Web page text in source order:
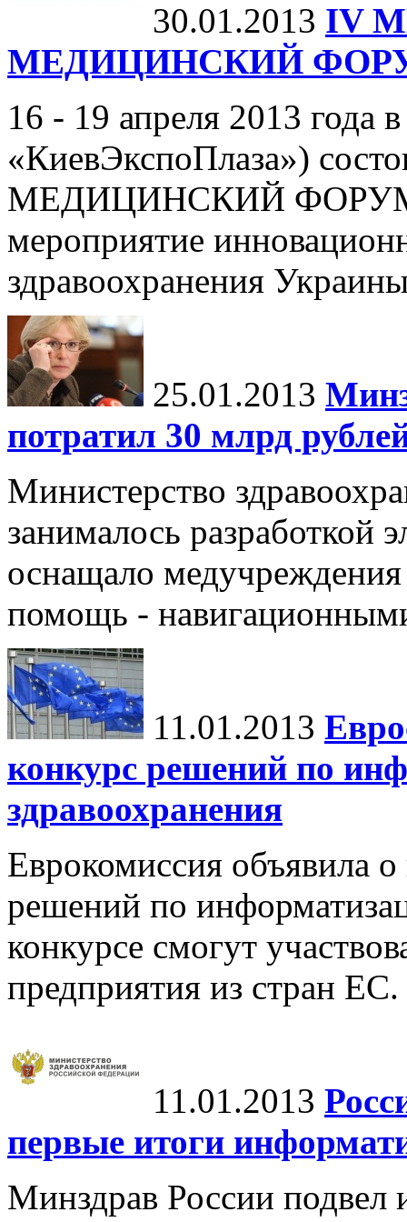
30.01.2013 IV
МЕДИЦИНСКИЙ
16 - 19 апреля 2013 года
«КиевЭкспоПлаза»)
МЕДИЦИНСКИЙ ФОРУМ -
мероприятие
здравоохранения
25.01.2013
потратил 30 млрд
Министерство
занималось разработкой
оснащало
помощь -
11.01.2013
конкурс решений по
здравоохранения
Еврокомиссия объявила о
решений по
конкурсе смогут
предприятия из стран ЕС.
11.01.2013
первые итоги
Минздрав России подвел